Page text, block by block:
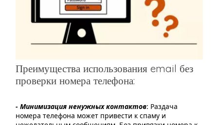
Преимущества использования email без
проверки номера телефона:
- Минимизация ненужных контактов: Раздача
номера телефона может привести к спаму и